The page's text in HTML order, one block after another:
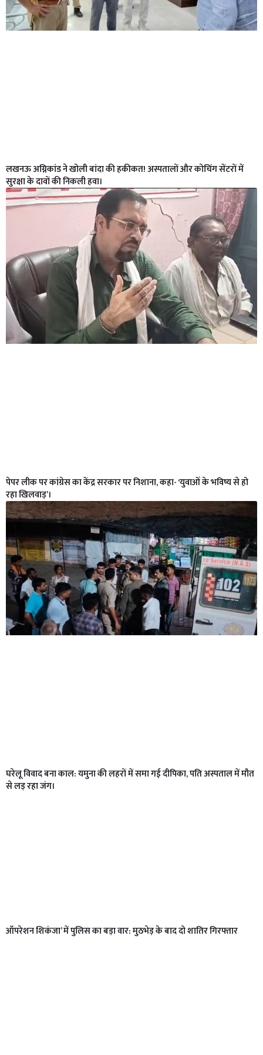
लखनऊ अग्निकांड ने खोली बांदा की हकीकत! अस्पतालों और कोचिंग सेंटरों में
सुरक्षा के दावों की निकली हवा।
पेपर लीक पर कांग्रेस का केंद्र सरकार पर निशाना, कहा- ‘युवाओं के भविष्य से हो
रहा खिलवाड़’।
घरेलू विवाद बना काल: यमुना की लहरों में समा गई दीपिका, पति अस्पताल में मौत
से लड़ रहा जंग।
ऑपरेशन शिकंजा’ में पुलिस का बड़ा वार: मुठभेड़ के बाद दो शातिर गिरफ्तार